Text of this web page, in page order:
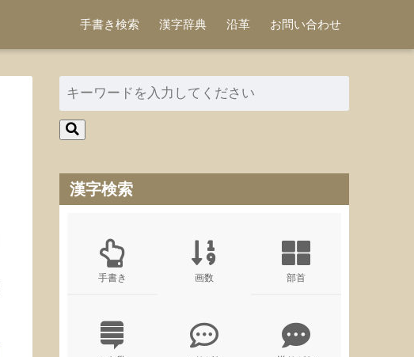
手書き検索 漢字辞典 沿革 お問い合わせ
漢字検索
手書き 画数 部首